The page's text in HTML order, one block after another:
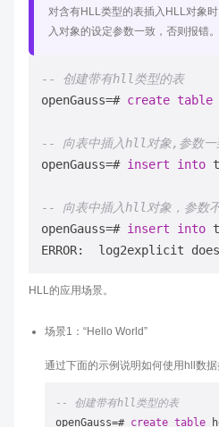
对含有HLL类型的表插入HLL对象
入对象的设定参数一致，否则报错。
-- 创建带有hll类型的表
openGauss=# create table
-- 向表中插入hll对象,参数一
openGauss=# insert into
-- 向表中插入hll对象，参数
openGauss=# insert into
ERROR:  log2explicit does
HLL的应用场景。
场景1：“Hello World”
通过下面的示例说明如何使用hll数据
-- 创建带有hll类型的表
openGauss=# create table